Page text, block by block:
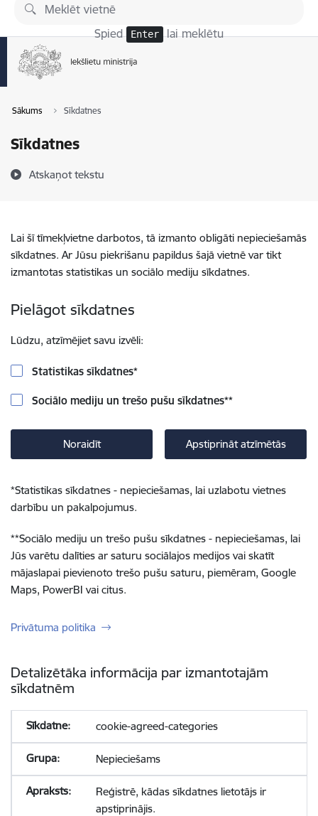
Pāriet uz lapas saturu
Spied Enter lai meklētu
Sākums Sīkdatnes
Sīkdatnes
Atskaņot tekstu
Lai šī tīmekļvietne darbotos, tā izmanto obligāti nepieciešamās
sīkdatnes. Ar Jūsu piekrišanu papildus šajā vietnē var tikt
izmantotas statistikas un sociālo mediju sīkdatnes.
Pielāgot sīkdatnes
Lūdzu, atzīmējiet savu izvēli:
Statistikas sīkdatnes*
Sociālo mediju un trešo pušu sīkdatnes**
Noraidīt Apstiprināt atzīmētās
*Statistikas sīkdatnes - nepieciešamas, lai uzlabotu vietnes
darbību un pakalpojumus.
**Sociālo mediju un trešo pušu sīkdatnes - nepieciešamas, lai
Jūs varētu dalīties ar saturu sociālajos medijos vai skatīt
mājaslapai pievienoto trešo pušu saturu, piemēram, Google
Maps, PowerBI vai citus.
Privātuma politika
Detalizētāka informācija par izmantotajām
sīkdatnēm
cookie-agreed-categories
Nepieciešams
Reģistrē, kādas sīkdatnes lietotājs ir
apstiprinājis.